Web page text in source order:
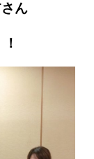
ん